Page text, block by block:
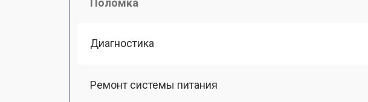
Диагностика
Ремонт системы питания